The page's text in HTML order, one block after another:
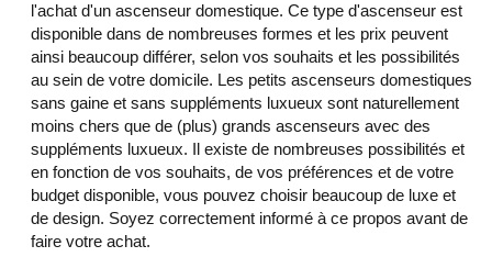
l'achat d'un ascenseur domestique. Ce type d'ascenseur est
disponible dans de nombreuses formes et les prix peuvent
ainsi beaucoup différer, selon vos souhaits et les possibilités
au sein de votre domicile. Les petits ascenseurs domestiques
sans gaine et sans suppléments luxueux sont naturellement
moins chers que de (plus) grands ascenseurs avec des
suppléments luxueux. Il existe de nombreuses possibilités et
en fonction de vos souhaits, de vos préférences et de votre
budget disponible, vous pouvez choisir beaucoup de luxe et
de design. Soyez correctement informé à ce propos avant de
faire votre achat.